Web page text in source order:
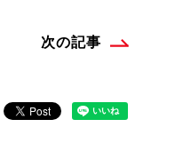
次の記事